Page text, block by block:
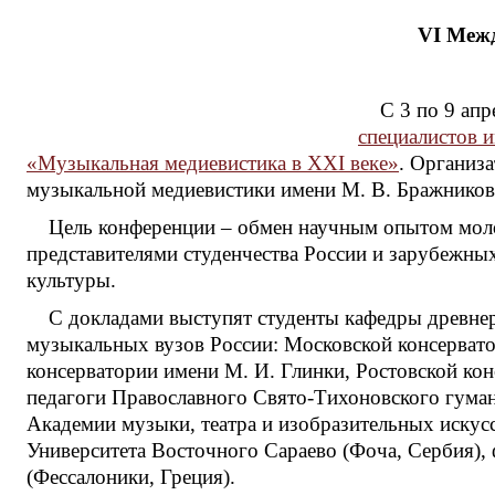
VI
С 3 по 9
специалистов
«Музыкальная медиевистика в XXI веке».
музыкальной медиевистики имени М. В.
Цель конференции – обмен научным опытом
представителями студенчества России и
культуры.
С докладами выступят студенты кафедры
музыкальных вузов России: Московской
консерватории имени М. И. Глинки, Ростовской
педагоги Православного Свято-Тихоновского
Академии музыки, театра и изобразительных
Университета Восточного Сараево (Фоча,
(Фессалоники, Греция).